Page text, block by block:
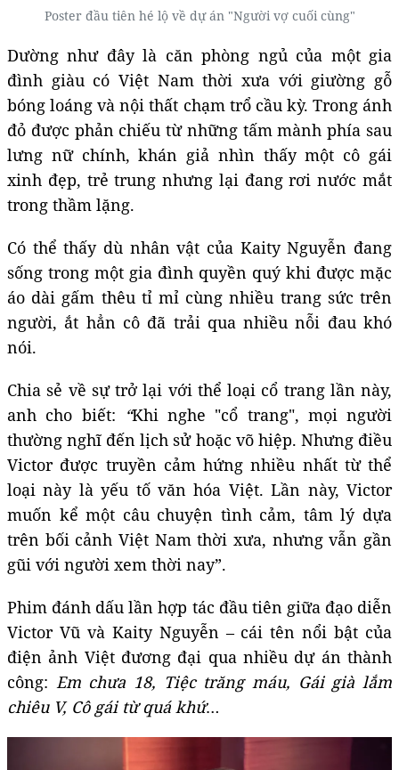
Poster đầu tiên hé lộ về dự án "Người vợ cuối cùng"
Dường như đây là căn phòng ngủ của một gia
đình giàu có Việt Nam thời xưa với giường gỗ
bóng loáng và nội thất chạm trổ cầu kỳ. Trong ánh
đỏ được phản chiếu từ những tấm mành phía sau
lưng nữ chính, khán giả nhìn thấy một cô gái
xinh đẹp, trẻ trung nhưng lại đang rơi nước mắt
trong thầm lặng.
Có thể thấy dù nhân vật của Kaity Nguyễn đang
sống trong một gia đình quyền quý khi được mặc
áo dài gấm thêu tỉ mỉ cùng nhiều trang sức trên
người, ắt hẳn cô đã trải qua nhiều nỗi đau khó
nói.
Chia sẻ về sự trở lại với thể loại cổ trang lần này,
anh cho biết: “Khi nghe "cổ trang", mọi người
thường nghĩ đến lịch sử hoặc võ hiệp. Nhưng điều
Victor được truyền cảm hứng nhiều nhất từ thể
loại này là yếu tố văn hóa Việt. Lần này, Victor
muốn kể một câu chuyện tình cảm, tâm lý dựa
trên bối cảnh Việt Nam thời xưa, nhưng vẫn gần
gũi với người xem thời nay”.
Phim đánh dấu lần hợp tác đầu tiên giữa đạo diễn
Victor Vũ và Kaity Nguyễn – cái tên nổi bật của
điện ảnh Việt đương đại qua nhiều dự án thành
công: Em chưa 18, Tiệc trăng máu, Gái già lắm
chiêu V, Cô gái từ quá khứ…